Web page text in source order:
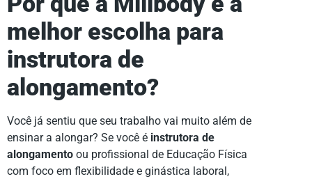
melhor escolha para
instrutora de
alongamento?
Você já sentiu que seu trabalho vai muito além de
ensinar a alongar? Se você é instrutora de
alongamento ou profissional de Educação Física
com foco em flexibilidade e ginástica laboral,